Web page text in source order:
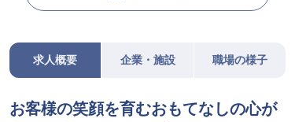
求人概要 企業・施設 職場の様子
お客様の笑顔を育むおもてなしの心が